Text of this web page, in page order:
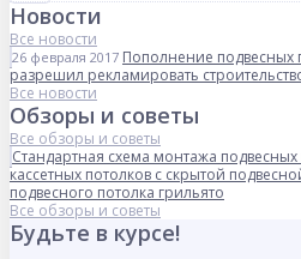
Новости
Все новости
26 февраля 2017 Пополнение подвесных
разрешил рекламировать
Все новости
Обзоры и советы
Все обзоры и советы
Стандартная схема монтажа подвесных
кассетных потолков с скрытой
подвесного потолка грильято
Все обзоры и советы
Будьте в курсе!